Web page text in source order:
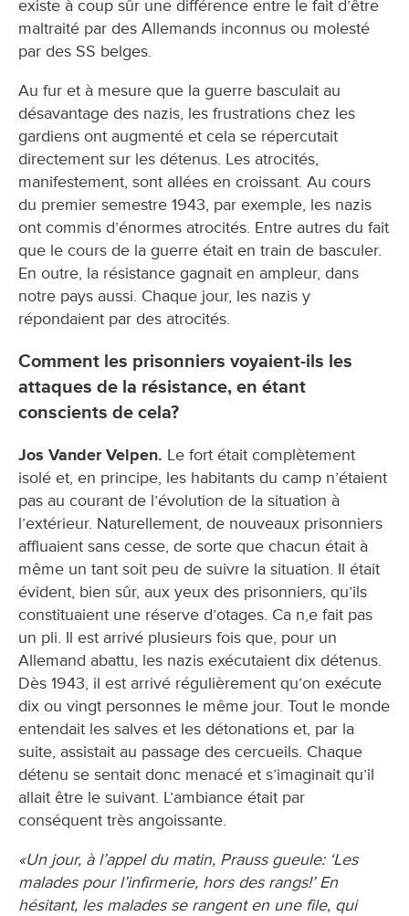
existe à coup sûr une différence entre le fait d’être
maltraité par des Allemands inconnus ou molesté
par des SS belges.
Au fur et à mesure que la guerre basculait au
désavantage des nazis, les frustrations chez les
gardiens ont augmenté et cela se répercutait
directement sur les détenus. Les atrocités,
manifestement, sont allées en croissant. Au cours
du premier semestre 1943, par exemple, les nazis
ont commis d’énormes atrocités. Entre autres du fait
que le cours de la guerre était en train de basculer.
En outre, la résistance gagnait en ampleur, dans
notre pays aussi. Chaque jour, les nazis y
répondaient par des atrocités.
Comment les prisonniers voyaient-ils les
attaques de la résistance, en étant
conscients de cela?
Jos Vander Velpen. Le fort était complètement
isolé et, en principe, les habitants du camp n’étaient
pas au courant de l’évolution de la situation à
l’extérieur. Naturellement, de nouveaux prisonniers
affluaient sans cesse, de sorte que chacun était à
même un tant soit peu de suivre la situation. Il était
évident, bien sûr, aux yeux des prisonniers, qu’ils
constituaient une réserve d’otages. Ca n,e fait pas
un pli. Il est arrivé plusieurs fois que, pour un
Allemand abattu, les nazis exécutaient dix détenus.
Dès 1943, il est arrivé régulièrement qu’on exécute
dix ou vingt personnes le même jour. Tout le monde
entendait les salves et les détonations et, par la
suite, assistait au passage des cercueils. Chaque
détenu se sentait donc menacé et s’imaginait qu’il
allait être le suivant. L’ambiance était par
conséquent très angoissante.
«Un jour, à l’appel du matin, Prauss gueule: ‘Les
malades pour l’infirmerie, hors des rangs!’ En
hésitant, les malades se rangent en une file, qui